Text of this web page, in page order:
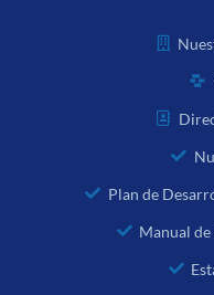
Plan de
Manual